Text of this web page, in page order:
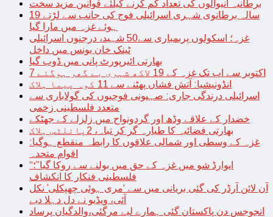
برطانیہ آنیوالوں کی تعداد کم کرنے کیلئے قوانین مزید سخت
19 سالہ برطانوی شہری اسرائیلی فوج کی جانب سے لڑتے
ہوئے غزہ میں مارا گیا
غزہ؛ اسکولوں پربمباری سے50 شہید، درجنوں اسرائیلی
ٹینک خان یونس میں داخل
بھارتی ائیرپورٹ پانی میں ڈوب گیا
7 اکتوبر سے اب تک غزہ کے 19 لاکھ شہری بے گھر ہوگئے
انڈونیشیا: آتش فشاں پھٹنے سے 11 کوہ پیما ہلاک
اسرائیلی درندگی جاری: صہیونی فوجیوں کی گولاباری سے
متعدد فلسطینی زخمی
خضدار کے علاقے وڈھ اور گردونواح میں زلزلے کے جھٹکے
بھارتی فضائیہ کا طیارہ گر کر تباہ، 2پائلٹس ہلاک
غزہ کے وسطی اور شمالی علاقوں کا رابطہ منقطع ہوگیا:
اقوام متحدہ
“ایوارڈ شو میں غزہ کے حق میں بولنے سے روکا گیا”؛
فلسطینی فنکار کا انکشاف
آن لائن آرڈر کی گئی بریانی میں سے ‘مری ہوئی چھپکلی’ نکل
آئی، ویڈیو نے دل دہلا دیے
انجوجس دن پاکستان گئی ہمارے لیے مرگئی،والدگیان پرساد